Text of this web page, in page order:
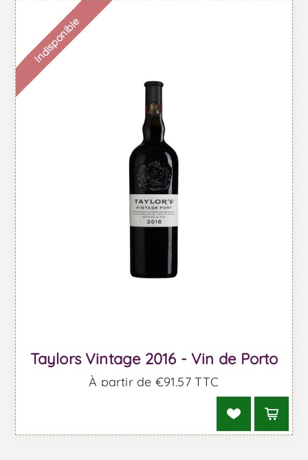
Indisponible
Taylors Vintage 2016 - Vin de Porto
À partir de €91,57 TTC